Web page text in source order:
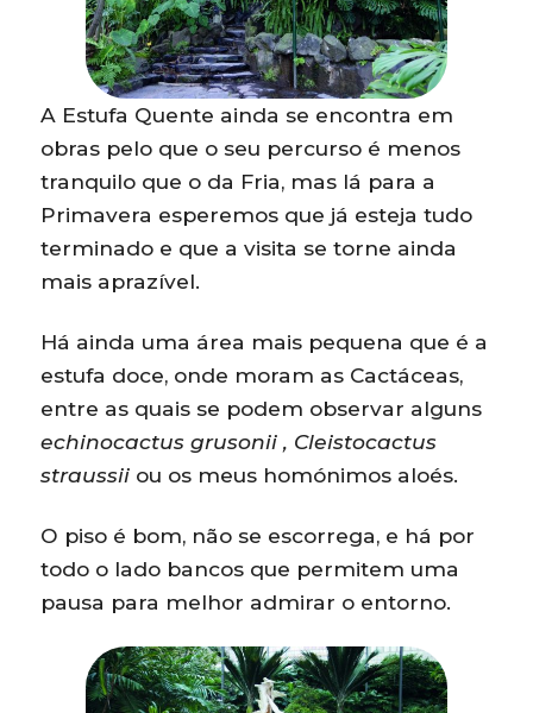
A Estufa Quente ainda se encontra em
obras pelo que o seu percurso é menos
tranquilo que o da Fria, mas lá para a
Primavera esperemos que já esteja tudo
terminado e que a visita se torne ainda
mais aprazível.
Há ainda uma área mais pequena que é a
estufa doce, onde moram as Cactáceas,
entre as quais se podem observar alguns
echinocactus grusonii , Cleistocactus
straussii ou os meus homónimos aloés.
O piso é bom, não se escorrega, e há por
todo o lado bancos que permitem uma
pausa para melhor admirar o entorno.